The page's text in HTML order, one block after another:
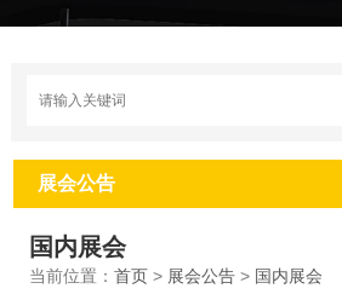
展会公告
国内展会
当前位置： 首页> 展会公告> 国内展会